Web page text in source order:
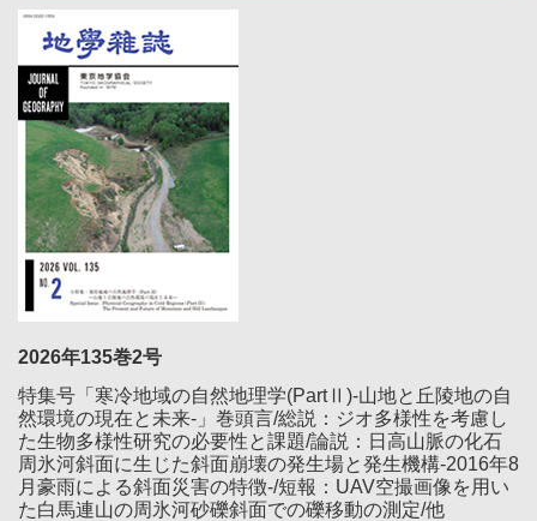
2026年135巻2号
特集号「寒冷地域の自然地理学(PartⅡ)-山地と丘陵地の自
然環境の現在と未来-」巻頭言/総説：ジオ多様性を考慮し
た生物多様性研究の必要性と課題/論説：日高山脈の化石
周氷河斜面に生じた斜面崩壊の発生場と発生機構-2016年8
月豪雨による斜面災害の特徴-/短報：UAV空撮画像を用い
た白馬連山の周氷河砂礫斜面での礫移動の測定/他